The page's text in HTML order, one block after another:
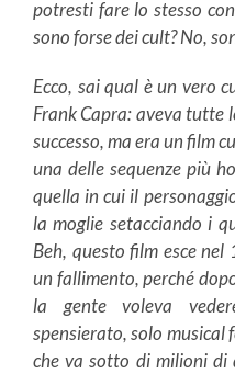
potresti fare lo stesso
sono forse dei cult? No,
Ecco, sai qual è un vero
Frank Capra: aveva tutte
successo, ma era un film
una delle sequenze più
quella in cui il
la moglie setacciando i
Beh, questo film esce
un fallimento, perché
la gente voleva
spensierato, solo musical
che va sotto di milioni di